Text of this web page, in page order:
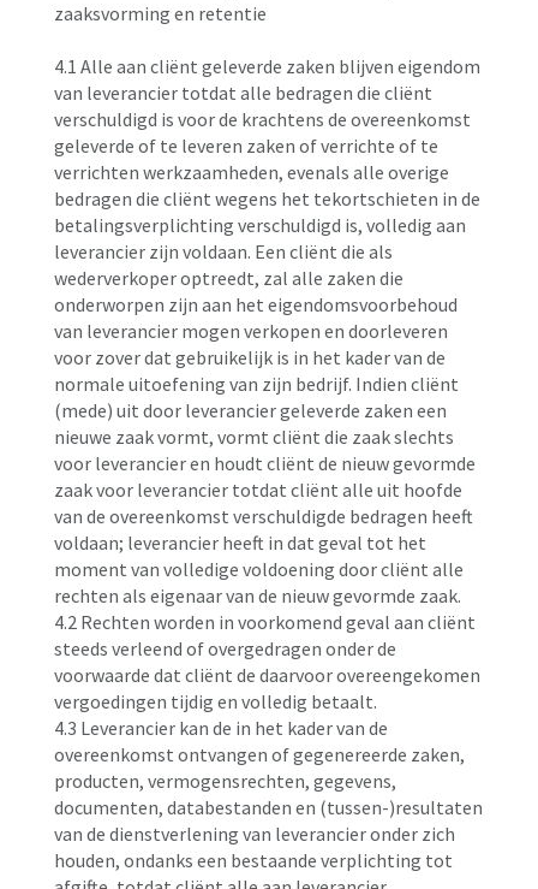
zaaksvorming en retentie
4.1 Alle aan cliënt geleverde zaken blijven eigendom
van leverancier totdat alle bedragen die cliënt
verschuldigd is voor de krachtens de overeenkomst
geleverde of te leveren zaken of verrichte of te
verrichten werkzaamheden, evenals alle overige
bedragen die cliënt wegens het tekortschieten in de
betalingsverplichting verschuldigd is, volledig aan
leverancier zijn voldaan. Een cliënt die als
wederverkoper optreedt, zal alle zaken die
onderworpen zijn aan het eigendomsvoorbehoud
van leverancier mogen verkopen en doorleveren
voor zover dat gebruikelijk is in het kader van de
normale uitoefening van zijn bedrijf. Indien cliënt
(mede) uit door leverancier geleverde zaken een
nieuwe zaak vormt, vormt cliënt die zaak slechts
voor leverancier en houdt cliënt de nieuw gevormde
zaak voor leverancier totdat cliënt alle uit hoofde
van de overeenkomst verschuldigde bedragen heeft
voldaan; leverancier heeft in dat geval tot het
moment van volledige voldoening door cliënt alle
rechten als eigenaar van de nieuw gevormde zaak.
4.2 Rechten worden in voorkomend geval aan cliënt
steeds verleend of overgedragen onder de
voorwaarde dat cliënt de daarvoor overeengekomen
vergoedingen tijdig en volledig betaalt.
4.3 Leverancier kan de in het kader van de
overeenkomst ontvangen of gegenereerde zaken,
producten, vermogensrechten, gegevens,
documenten, databestanden en (tussen-)resultaten
van de dienstverlening van leverancier onder zich
houden, ondanks een bestaande verplichting tot